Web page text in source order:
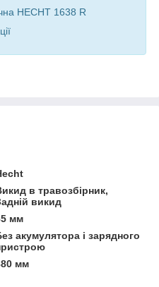
HECHT 1638 R
в травозбірник,
викид
мм
акумулятора і зарядного
мм